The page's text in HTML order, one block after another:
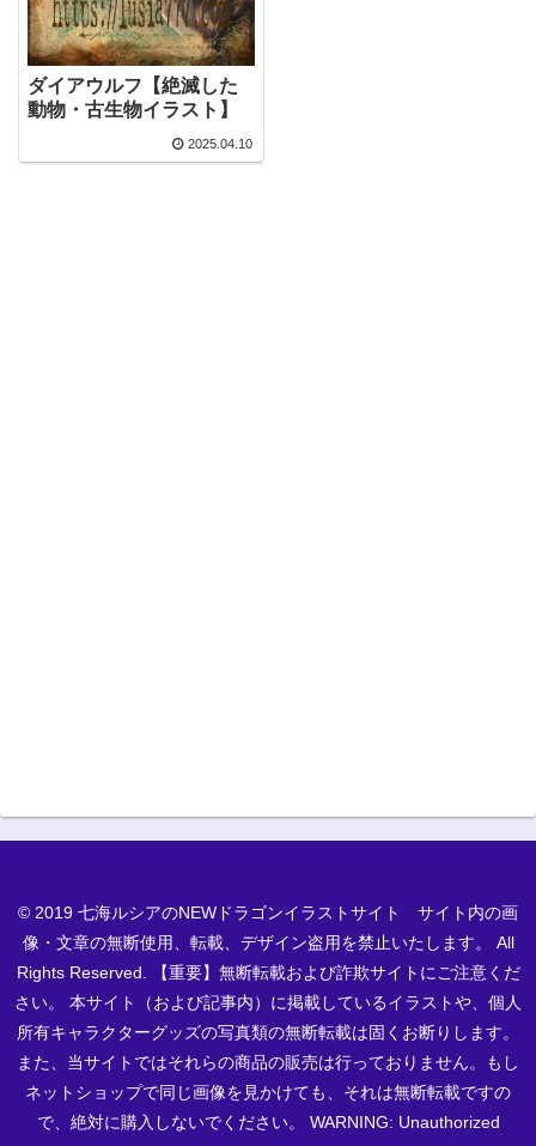
ダイアウルフ【絶滅した
動物・古生物イラスト】
2025.04.10
© 2019 七海ルシアのNEWドラゴンイラストサイト サイト内の画
像・文章の無断使用、転載、デザイン盗用を禁止いたします。 All
Rights Reserved. 【重要】無断転載および詐欺サイトにご注意くだ
さい。 本サイト（および記事内）に掲載しているイラストや、個人
所有キャラクターグッズの写真類の無断転載は固くお断りします。
また、当サイトではそれらの商品の販売は行っておりません。もし
ネットショップで同じ画像を見かけても、それは無断転載ですの
で、絶対に購入しないでください。 WARNING: Unauthorized